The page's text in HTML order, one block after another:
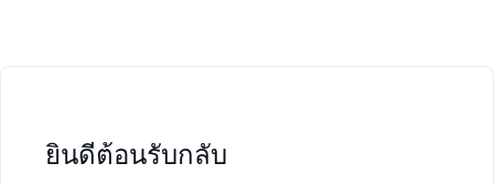
ยินดีต้อนรับกลับ